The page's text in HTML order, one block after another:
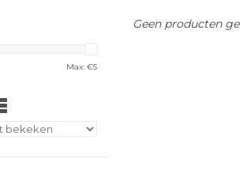
Max: €5
Geen producten